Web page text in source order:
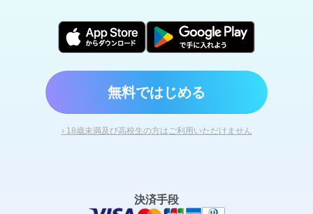
無料ではじめる
› 18歳未満及び高校生の方はご利用いただけません
決済手段